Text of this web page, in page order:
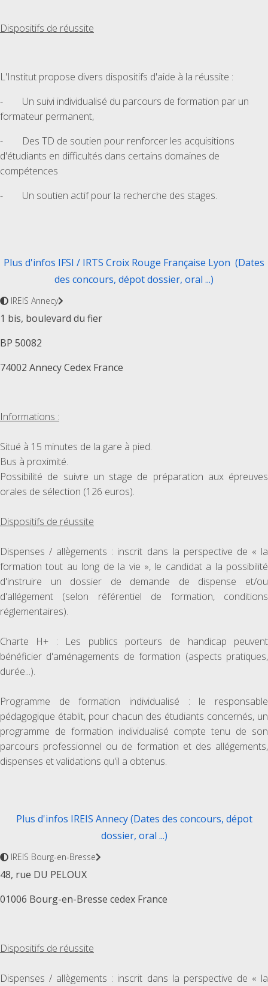
Dispositifs de réussite
L'Institut propose divers dispositifs d'aide à la réussite :
- Un suivi individualisé du parcours de formation par un
formateur permanent,
- Des TD de soutien pour renforcer les acquisitions
d'étudiants en difficultés dans certains domaines de
compétences
- Un soutien actif pour la recherche des stages.
Plus d'infos IFSI / IRTS Croix Rouge Française Lyon (Dates
des concours, dépot dossier, oral ...)
IREIS Annecy
1 bis, boulevard du fier
BP 50082
74002 Annecy Cedex France
Informations :
Situé à 15 minutes de la gare à pied.
Bus à proximité.
Possibilité de suivre un stage de préparation aux épreuves
orales de sélection (126 euros).
Dispositifs de réussite
Dispenses / allègements : inscrit dans la perspective de « la
formation tout au long de la vie », le candidat a la possibilité
d'instruire un dossier de demande de dispense et/ou
d'allégement (selon référentiel de formation, conditions
réglementaires).
Charte H+ : Les publics porteurs de handicap peuvent
bénéficier d'aménagements de formation (aspects pratiques,
durée...).
Programme de formation individualisé : le responsable
pédagogique établit, pour chacun des étudiants concernés, un
programme de formation individualisé compte tenu de son
parcours professionnel ou de formation et des allégements,
dispenses et validations qu'il a obtenus.
Plus d'infos IREIS Annecy (Dates des concours, dépot
dossier, oral ...)
IREIS Bourg-en-Bresse
48, rue DU PELOUX
01006 Bourg-en-Bresse cedex France
Dispositifs de réussite
Dispenses / allègements : inscrit dans la perspective de « la